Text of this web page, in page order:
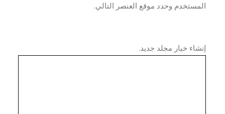
وحدد موقع العنصر التالي.
خيار مجلد جديد.